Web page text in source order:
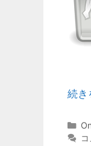
続き
カ
テ